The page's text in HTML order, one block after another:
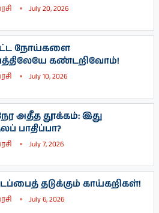
July 20, 2026
நோய்களை
கண்டறிவோம்!
July 10, 2026
அதீத தூக்கம்: இது
பாதிப்பா?
July 7, 2026
தடுக்கும் காய்கறிகள்!
July 6, 2026